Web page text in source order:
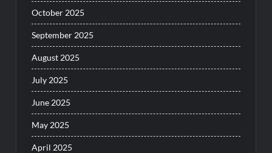
October 2025
September 2025
August 2025
July 2025
June 2025
May 2025
April 2025